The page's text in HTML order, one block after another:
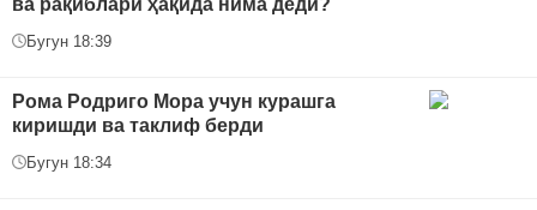
Бугун 18:39
Рома Родриго Мора учун курашга
киришди ва таклиф берди
Бугун 18:34